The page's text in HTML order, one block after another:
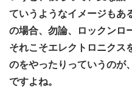
ていうようなイメージもあ
の場合、勿論、ロックンロ
それこそエレクトロニクス
のをやったりっていうのが
ですよね。